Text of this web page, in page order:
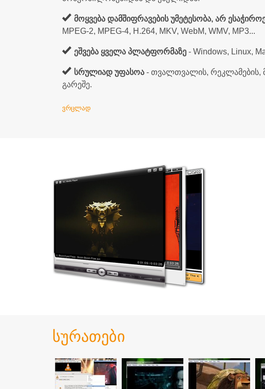
მოყვება დამშიფრავების უმეტესობა, არ
MPEG-2, MPEG-4, H.264, MKV, WebM, WMV, MP3...
ეშვება ყველა პლატფორმაზე - Windows, Linux,
სრულიად უფასოა - თვალთვალის, რეკლამების,
გარეშე.
ᲕᲠᲪᲚᲐᲓ
სურათები